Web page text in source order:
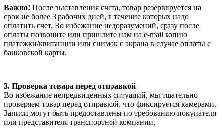
Важно! После выставления счета, товар резервируется на
срок не более 3 рабочих дней, в течение которых надо
оплатить счет. Во избежание недоразумений, сразу после
оплаты позвоните или пришлите нам на e-mail копию
платежки/квитанции или снимок с экрана в случае оплаты с
банковской карты.
3. Проверка товара перед отправкой
Во избежание непредвиденных ситуаций, мы тщательно
проверяем товар перед отправкой, что фиксируется камерами.
Записи могут быть предоставлены по требованию покупателя
или представителя транспортной компании.